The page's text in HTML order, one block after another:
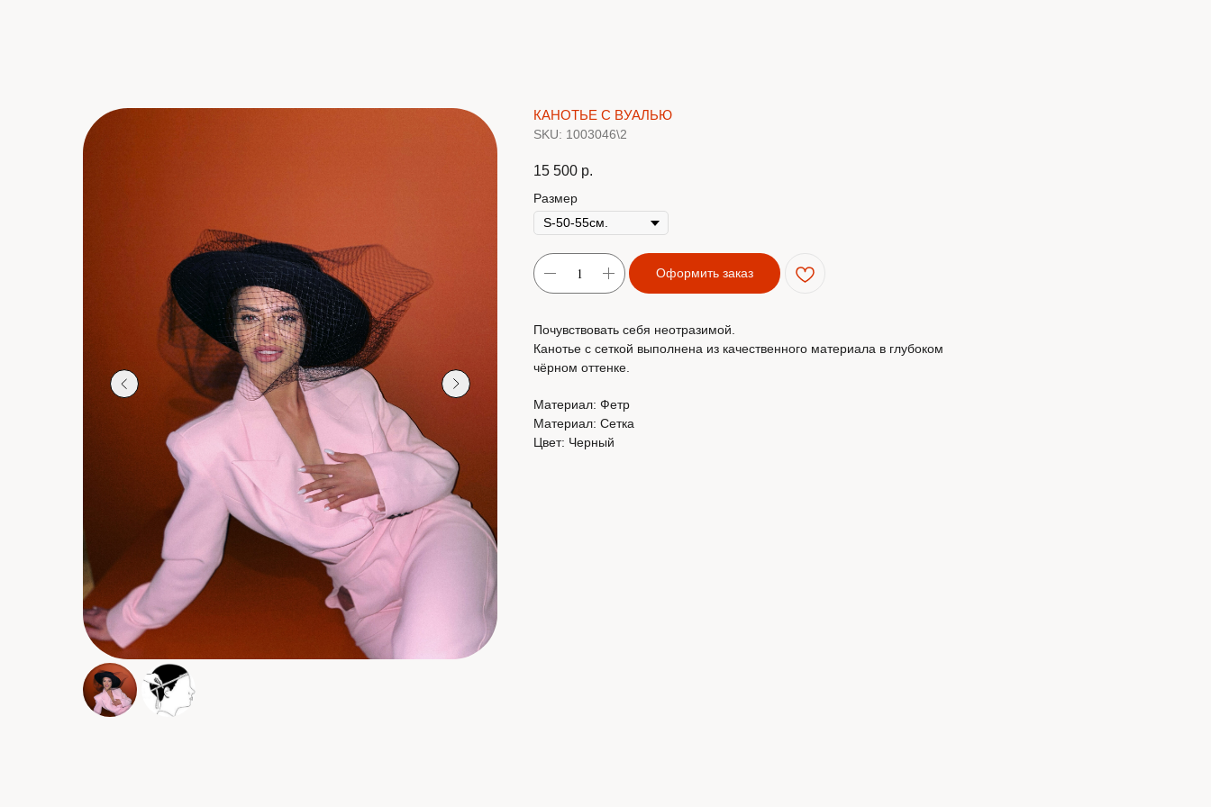
КАНОТЬЕ С ВУАЛЬЮ
SKU: 1003046\2
15 500 р.
Размер
Оформить заказ
Почувствовать себя неотразимой.
Канотье с сеткой выполнена из качественного материала в глубоком
чёрном оттенке.
Материал: Фетр
Материал: Сетка
Цвет: Черный